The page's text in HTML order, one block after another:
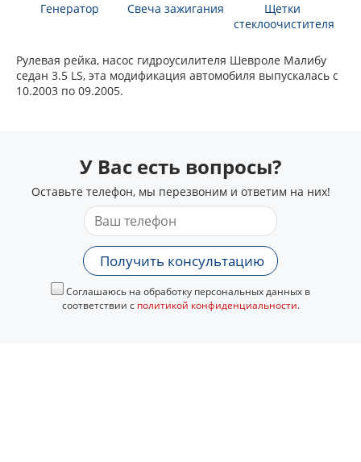
Генератор Свеча зажигания
Щетки
стеклоочистителя
Рулевая рейка, насос гидроусилителя Шевроле Малибу
седан 3.5 LS, эта модификация автомобиля выпускалась с
10.2003 по 09.2005.
У Вас есть вопросы?
Оставьте телефон, мы перезвоним и ответим на них!
Получить консультацию
Соглашаюсь на обработку персональных данных в
соответствии с политикой конфиденциальности.